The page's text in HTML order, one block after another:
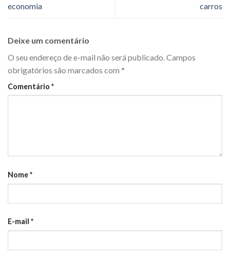
economia carros
Deixe um comentário
O seu endereço de e-mail não será publicado. Campos
obrigatórios são marcados com *
Comentário *
Nome*
E-mail *